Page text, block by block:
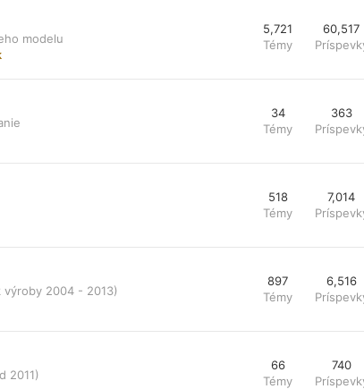
modelu
5,721
Témy
60,517
34
Témy
363
518
Témy
7,014
výroby 2004 - 2013)
897
Témy
6,516
2011)
66
Témy
740